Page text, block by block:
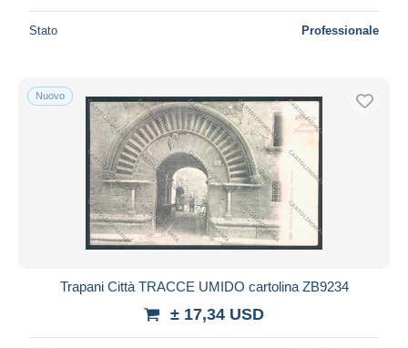
Stato Professionale
Nuovo
Trapani Città TRACCE UMIDO cartolina ZB9234
± 17,34 USD